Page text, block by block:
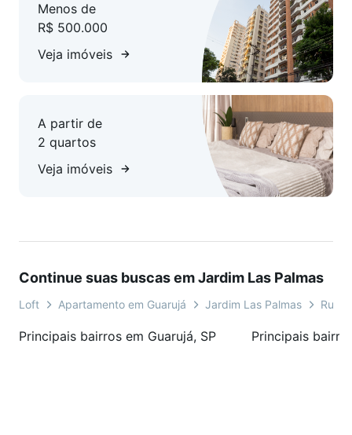
Menos de
R$ 500.000
Veja imóveis
A partir de
2 quartos
Veja imóveis
Continue suas buscas em Jardim Las Palmas
Loft Apartamento em Guarujá Jardim Las Palmas Rua
Principais bairros em Guarujá, SP Principais